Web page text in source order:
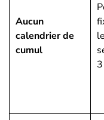
Aucun
calendrier de
cumul